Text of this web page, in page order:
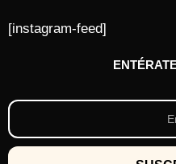
[instagram-feed]